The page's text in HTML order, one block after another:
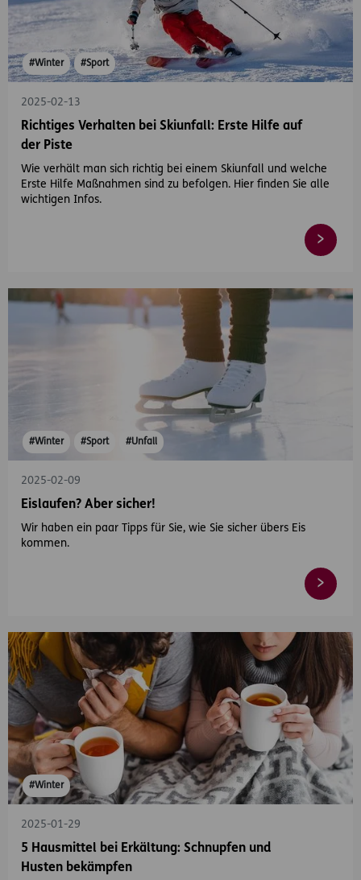
#Winter #Sport
2025-02-13
Richtiges Verhalten bei Skiunfall: Erste Hilfe auf
der Piste
Wie verhält man sich richtig bei einem Skiunfall und welche
Erste Hilfe Maßnahmen sind zu befolgen. Hier finden Sie alle
wichtigen Infos.
#Winter #Sport #Unfall
2025-02-09
Eislaufen? Aber sicher!
Wir haben ein paar Tipps für Sie, wie Sie sicher übers Eis
kommen.
#Winter
2025-01-29
5 Hausmittel bei Erkältung: Schnupfen und
Husten bekämpfen